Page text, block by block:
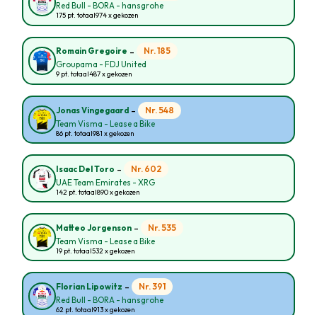
Red Bull - BORA - hansgrohe
175 pt. totaal974 x gekozen
Romain Gregoire - Nr. 185
Groupama - FDJ United
9 pt. totaal487 x gekozen
Jonas Vingegaard - Nr. 548
Team Visma - Lease a Bike
86 pt. totaal981 x gekozen
Isaac Del Toro - Nr. 602
UAE Team Emirates - XRG
142 pt. totaal890 x gekozen
Matteo Jorgenson - Nr. 535
Team Visma - Lease a Bike
19 pt. totaal532 x gekozen
Florian Lipowitz - Nr. 391
Red Bull - BORA - hansgrohe
62 pt. totaal913 x gekozen